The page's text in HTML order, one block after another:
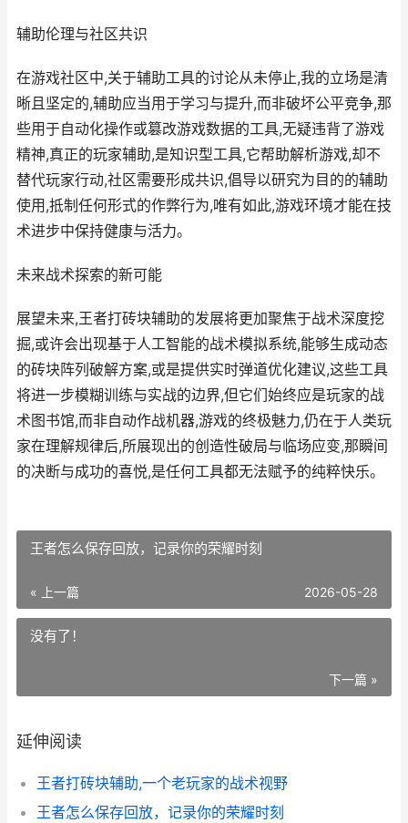
辅助伦理与社区共识
在游戏社区中,关于辅助工具的讨论从未停止,我的立场是清
晰且坚定的,辅助应当用于学习与提升,而非破坏公平竞争,那
些用于自动化操作或篡改游戏数据的工具,无疑违背了游戏
精神,真正的玩家辅助,是知识型工具,它帮助解析游戏,却不
替代玩家行动,社区需要形成共识,倡导以研究为目的的辅助
使用,抵制任何形式的作弊行为,唯有如此,游戏环境才能在技
术进步中保持健康与活力。
未来战术探索的新可能
展望未来,王者打砖块辅助的发展将更加聚焦于战术深度挖
掘,或许会出现基于人工智能的战术模拟系统,能够生成动态
的砖块阵列破解方案,或是提供实时弹道优化建议,这些工具
将进一步模糊训练与实战的边界,但它们始终应是玩家的战
术图书馆,而非自动作战机器,游戏的终极魅力,仍在于人类玩
家在理解规律后,所展现出的创造性破局与临场应变,那瞬间
的决断与成功的喜悦,是任何工具都无法赋予的纯粹快乐。
王者怎么保存回放，记录你的荣耀时刻
« 上一篇 2026-05-28
没有了！
下一篇 »
延伸阅读
王者打砖块辅助,一个老玩家的战术视野
王者怎么保存回放，记录你的荣耀时刻